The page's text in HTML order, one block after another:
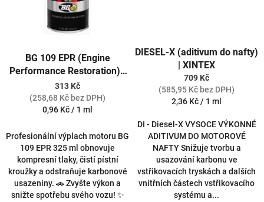
BG 109 EPR (Engine
Performance Restoration) -
325 ml
313 Kč
(258,68 Kč bez DPH)
Měrná
0,96 Kč / 1 ml
Profesionální výplach motoru BG
109 EPR 325 ml obnovuje
kompresní tlaky, čistí pístní
kroužky a odstraňuje karbonové
usazeniny. 🚗 Zvyšte výkon a
snižte spotřebu svého vozu! ✨
DIESEL-X (aditivum do nafty)
| XINTEX
709 Kč
(585,95 Kč bez DPH)
Měrná
2,36 Kč / 1 ml
DI - Diesel-X VYSOCE VÝKONNÉ
ADITIVUM DO MOTOROVÉ
NAFTY Snižuje tvorbu a
usazování karbonu ve
vstřikovacích tryskách a dalších
vnitřních částech vstřikovacího
systému a...